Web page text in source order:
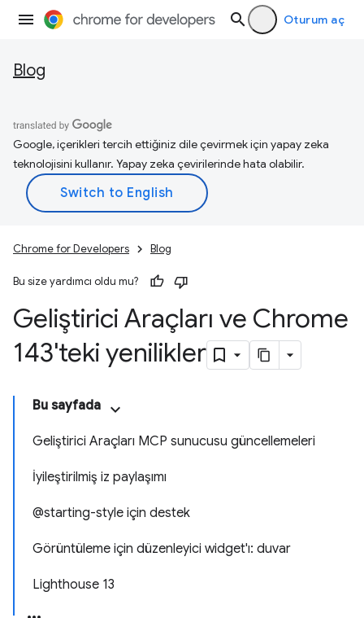
Oturum aç
Blog
Google, içerikleri tercih ettiğiniz dile çevirmek için yapay zeka
teknolojisini kullanır. Yapay zeka çevirilerinde hata olabilir.
Chrome for Developers Blog
Bu size yardımcı oldu mu?
Geliştirici Araçları ve Chrome
143'teki yenilikler
Bu sayfada
Geliştirici Araçları MCP sunucusu güncellemeleri
İyileştirilmiş iz paylaşımı
@starting-style için destek
Görüntüleme için düzenleyici widget'ı: duvar
Lighthouse 13